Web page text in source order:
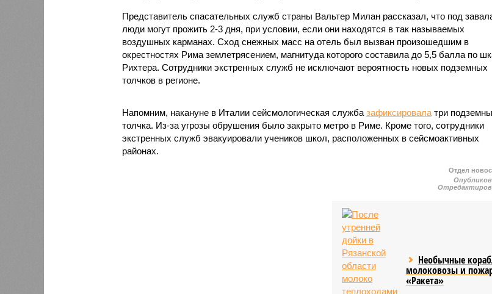
Представитель спасательных служб страны Вальтер Милан рассказал, что под
люди могут прожить 2-3 дня, при условии, если они находятся в так называемых
воздушных карманах. Сход снежных масс на отель был вызван произошедшим в
окрестностях Рима землетрясением, магнитуда которого составила до 5,5 балла по
Рихтера. Сотрудники экстренных служб не исключают вероятность новых подземных
толчков в регионе.
Напомним, накануне в Италии сейсмологическая служба зафиксировалатри
толчка. Из-за угрозы обрушения было закрыто метро в Риме. Кроме того, сотрудники
экстренных служб эвакуировали учеников школ, расположенных в сейсмоактивных
районах.
Отдел
Необычные
молоковозы и
«Ракета»